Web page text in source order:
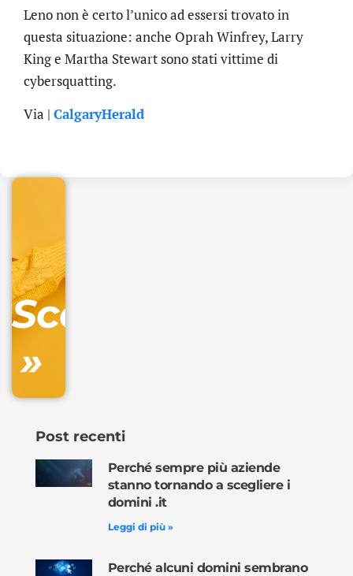
Leno non è certo l’unico ad essersi trovato in
questa situazione: anche Oprah Winfrey, Larry
King e Martha Stewart sono stati vittime di
cybersquatting.
Via | CalgaryHerald
Scopri
»
.online
Post recenti
Perché sempre più aziende
stanno tornando a scegliere i
domini .it
Leggi di più »
Perché alcuni domini sembrano